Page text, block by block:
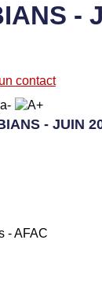
-
- JUIN
-AFAC